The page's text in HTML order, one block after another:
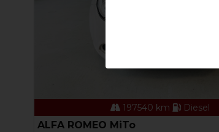
197540 km Diesel
ALFA ROMEO MiTo